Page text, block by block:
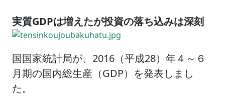
実質GDPは増えたが投資の落ち込みは深刻
国国家統計局が、2016（平成28）年４～６
月期の国内総生産（GDP）を発表しまし
た。